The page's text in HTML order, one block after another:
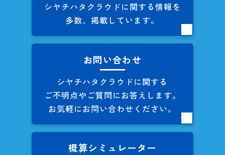
シヤチハタクラウドに関する情報を
多数、掲載しています。
お問い合わせ
シヤチハタクラウドに関する
ご不明点やご質問にお答えします。
お気軽にお問い合わせください。
概算シミュレーター